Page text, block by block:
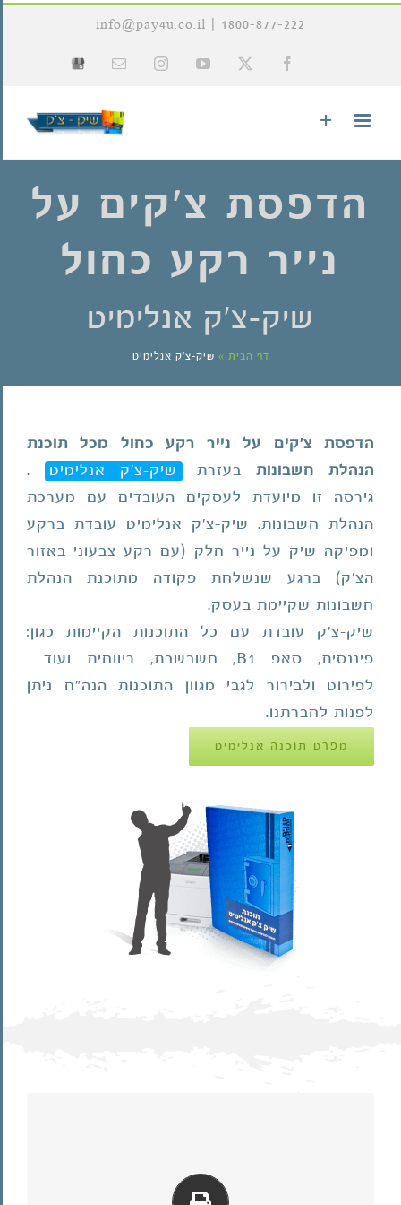
1800-877-222
info@pay4u.co.il
Facebook
YouTube
InstagramכתובתGoogle
הדפסת צ'קים על
נייר רקע כחול
שיק-צ'ק אנלימיט
דף הבית » שיק-צ'ק אנלימיט
הדפסת צ'קים על נייר רקע כחול מכל תוכנת
הנהלת חשבונות בעזרת שיק-צ'ק אנלימיט
.
גירסה זו מיועדת לעסקים העובדים עם מערכת
הנהלת חשבונות. שיק-צ'ק אנלימיט עובדת ברקע
ומפיקה שיק על נייר חלק (עם רקע צבעוני באזור
הצ'ק) ברגע שנשלחת פקודה מתוכנת הנהלת
חשבונות שקיימת בעסק.
שיק-צ'ק עובדת עם כל התוכנות הקיימות כגון:
פיננסית, סאפ B1, חשבשבת, ריווחית ועוד…
לפירוט ולבירור לגבי מגוון התוכנות הנה"ח ניתן
לפנות לחברתנו.
מפרט תוכנה אנלימיט
הצ'ק).